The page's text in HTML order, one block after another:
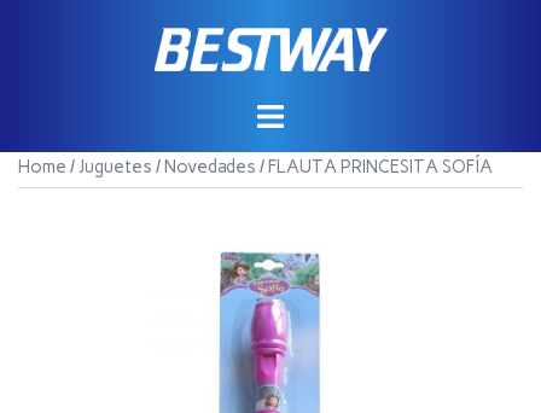
Home /Juguetes /Novedades / FLAUTA PRINCESITA SOFÍA